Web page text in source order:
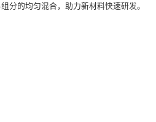
分的均匀混合，助力新材料快速研发。